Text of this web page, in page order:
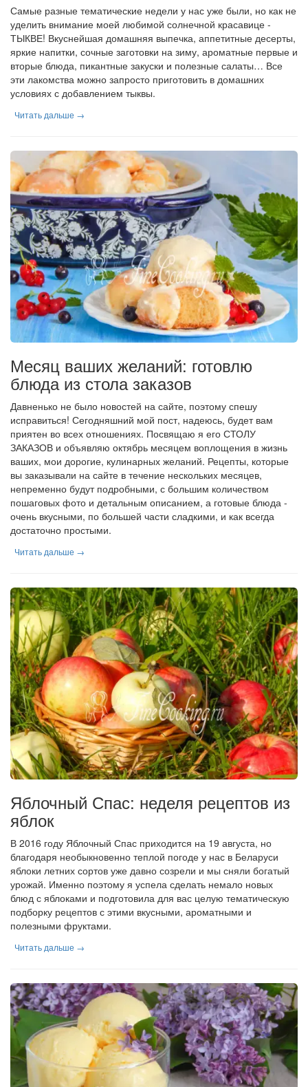
Самые разные тематические недели у нас уже были, но как не
уделить внимание моей любимой солнечной красавице -
ТЫКВЕ! Вкуснейшая домашняя выпечка, аппетитные десерты,
яркие напитки, сочные заготовки на зиму, ароматные первые и
вторые блюда, пикантные закуски и полезные салаты… Все
эти лакомства можно запросто приготовить в домашних
условиях с добавлением тыквы.
Читать дальше →
Месяц ваших желаний: готовлю
блюда из стола заказов
Давненько не было новостей на сайте, поэтому спешу
исправиться! Сегодняшний мой пост, надеюсь, будет вам
приятен во всех отношениях. Посвящаю я его СТОЛУ
ЗАКАЗОВ и объявляю октябрь месяцем воплощения в жизнь
ваших, мои дорогие, кулинарных желаний. Рецепты, которые
вы заказывали на сайте в течение нескольких месяцев,
непременно будут подробными, с большим количеством
пошаговых фото и детальным описанием, а готовые блюда -
очень вкусными, по большей части сладкими, и как всегда
достаточно простыми.
Читать дальше →
Яблочный Спас: неделя рецептов из
яблок
В 2016 году Яблочный Спас приходится на 19 августа, но
благодаря необыкновенно теплой погоде у нас в Беларуси
яблоки летних сортов уже давно созрели и мы сняли богатый
урожай. Именно поэтому я успела сделать немало новых
блюд с яблоками и подготовила для вас целую тематическую
подборку рецептов с этими вкусными, ароматными и
полезными фруктами.
Читать дальше →